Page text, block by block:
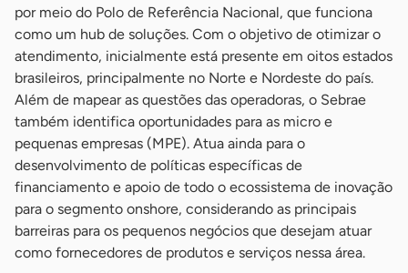
por meio do Polo de Referência Nacional, que funciona
como um hub de soluções. Com o objetivo de otimizar o
atendimento, inicialmente está presente em oitos estados
brasileiros, principalmente no Norte e Nordeste do país.
Além de mapear as questões das operadoras, o Sebrae
também identifica oportunidades para as micro e
pequenas empresas (MPE). Atua ainda para o
desenvolvimento de políticas específicas de
financiamento e apoio de todo o ecossistema de inovação
para o segmento onshore, considerando as principais
barreiras para os pequenos negócios que desejam atuar
como fornecedores de produtos e serviços nessa área.